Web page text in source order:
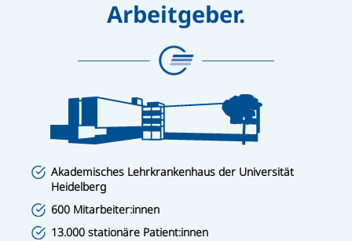
Arbeitgeber.
Akademisches Lehrkrankenhaus der Universität
Heidelberg
600 Mitarbeiter:innen
13.000 stationäre Patient:innen